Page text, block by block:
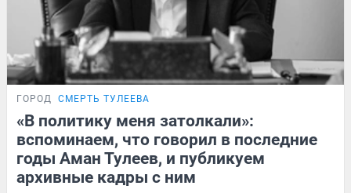
ГОРОД СМЕРТЬ ТУЛЕЕВА
«В политику меня затолкали»:
вспоминаем, что говорил в последние
годы Аман Тулеев, и публикуем
архивные кадры с ним